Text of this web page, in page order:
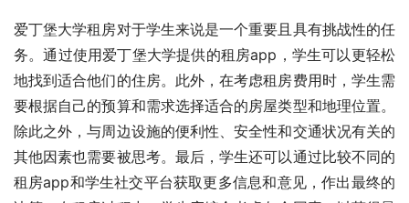
爱丁堡大学租房对于学生来说是一个重要且具有挑战性的任
务。通过使用爱丁堡大学提供的租房app，学生可以更轻松
地找到适合他们的住房。此外，在考虑租房费用时，学生需
要根据自己的预算和需求选择适合的房屋类型和地理位置。
除此之外，与周边设施的便利性、安全性和交通状况有关的
其他因素也需要被思考。最后，学生还可以通过比较不同的
租房app和学生社交平台获取更多信息和意见，作出最终的